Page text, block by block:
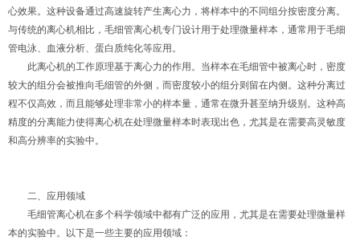
心效果。这种设备通过高速旋转产生离心力，将样本中的不同组分按密度分离。
与传统的离心机相比，毛细管离心机专门设计用于处理微量样本，通常用于毛细
管电泳、血液分析、蛋白质纯化等应用。
此离心机的工作原理基于离心力的作用。当样本在毛细管中被离心时，密度
较大的组分会被推向毛细管的外侧，而密度较小的组分则留在内侧。这种分离过
程不仅高效，而且能够处理非常小的样本量，通常在微升甚至纳升级别。这种高
精度的分离能力使得离心机在处理微量样本时表现出色，尤其是在需要高灵敏度
和高分辨率的实验中。
二、应用领域
毛细管离心机在多个科学领域中都有广泛的应用，尤其是在需要处理微量样
本的实验中。以下是一些主要的应用领域：